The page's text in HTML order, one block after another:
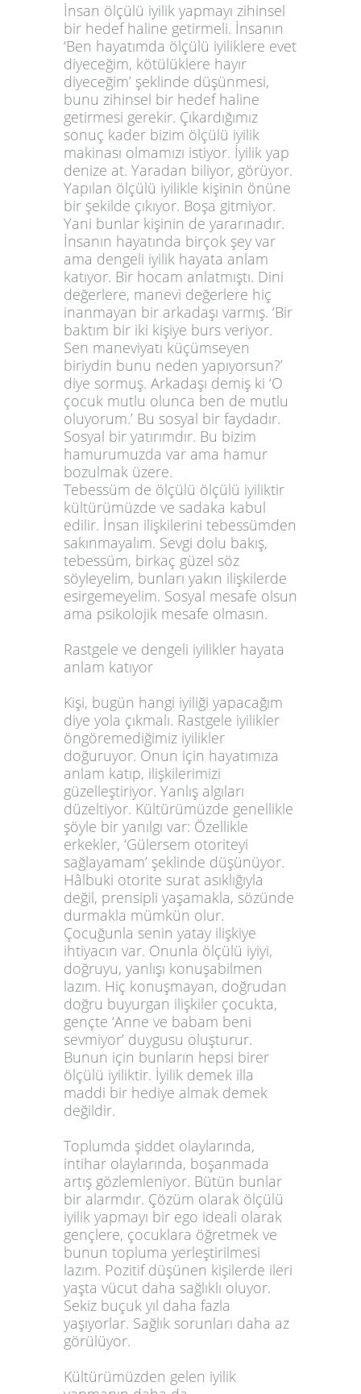
İnsan ölçülü iyilik yapmayı zihinsel
bir hedef haline getirmeli. İnsanın
‘Ben hayatımda ölçülü iyiliklere evet
diyeceğim, kötülüklere hayır
diyeceğim’ şeklinde düşünmesi,
bunu zihinsel bir hedef haline
getirmesi gerekir. Çıkardığımız
sonuç kader bizim ölçülü iyilik
makinası olmamızı istiyor. İyilik yap
denize at. Yaradan biliyor, görüyor.
Yapılan ölçülü iyilikle kişinin önüne
bir şekilde çıkıyor. Boşa gitmiyor.
Yani bunlar kişinin de yararınadır.
İnsanın hayatında birçok şey var
ama dengeli iyilik hayata anlam
katıyor. Bir hocam anlatmıştı. Dini
değerlere, manevi değerlere hiç
inanmayan bir arkadaşı varmış. ‘Bir
baktım bir iki kişiye burs veriyor.
Sen maneviyatı küçümseyen
biriydin bunu neden yapıyorsun?’
diye sormuş. Arkadaşı demiş ki ‘O
çocuk mutlu olunca ben de mutlu
oluyorum.’ Bu sosyal bir faydadır.
Sosyal bir yatırımdır. Bu bizim
hamurumuzda var ama hamur
bozulmak üzere.
Tebessüm de ölçülü ölçülü iyiliktir
kültürümüzde ve sadaka kabul
edilir. İnsan ilişkilerini tebessümden
sakınmayalım. Sevgi dolu bakış,
tebessüm, birkaç güzel söz
söyleyelim, bunları yakın ilişkilerde
esirgemeyelim. Sosyal mesafe olsun
ama psikolojik mesafe olmasın.
Rastgele ve dengeli iyilikler hayata
anlam katıyor
Kişi, bugün hangi iyiliği yapacağım
diye yola çıkmalı. Rastgele iyilikler
öngöremediğimiz iyilikler
doğuruyor. Onun için hayatımıza
anlam katıp, ilişkilerimizi
güzelleştiriyor. Yanlış algıları
düzeltiyor. Kültürümüzde genellikle
şöyle bir yanılgı var: Özellikle
erkekler, ‘Gülersem otoriteyi
sağlayamam’ şeklinde düşünüyor.
Hâlbuki otorite surat asıklığıyla
değil, prensipli yaşamakla, sözünde
durmakla mümkün olur.
Çocuğunla senin yatay ilişkiye
ihtiyacın var. Onunla ölçülü iyiyi,
doğruyu, yanlışı konuşabilmen
lazım. Hiç konuşmayan, doğrudan
doğru buyurgan ilişkiler çocukta,
gençte ‘Anne ve babam beni
sevmiyor’ duygusu oluşturur.
Bunun için bunların hepsi birer
ölçülü iyiliktir. İyilik demek illa
maddi bir hediye almak demek
değildir.
Toplumda şiddet olaylarında,
intihar olaylarında, boşanmada
artış gözlemleniyor. Bütün bunlar
bir alarmdır. Çözüm olarak ölçülü
iyilik yapmayı bir ego ideali olarak
gençlere, çocuklara öğretmek ve
bunun topluma yerleştirilmesi
lazım. Pozitif düşünen kişilerde ileri
yaşta vücut daha sağlıklı oluyor.
Sekiz buçuk yıl daha fazla
yaşıyorlar. Sağlık sorunları daha az
görülüyor.
Kültürümüzden gelen iyilik